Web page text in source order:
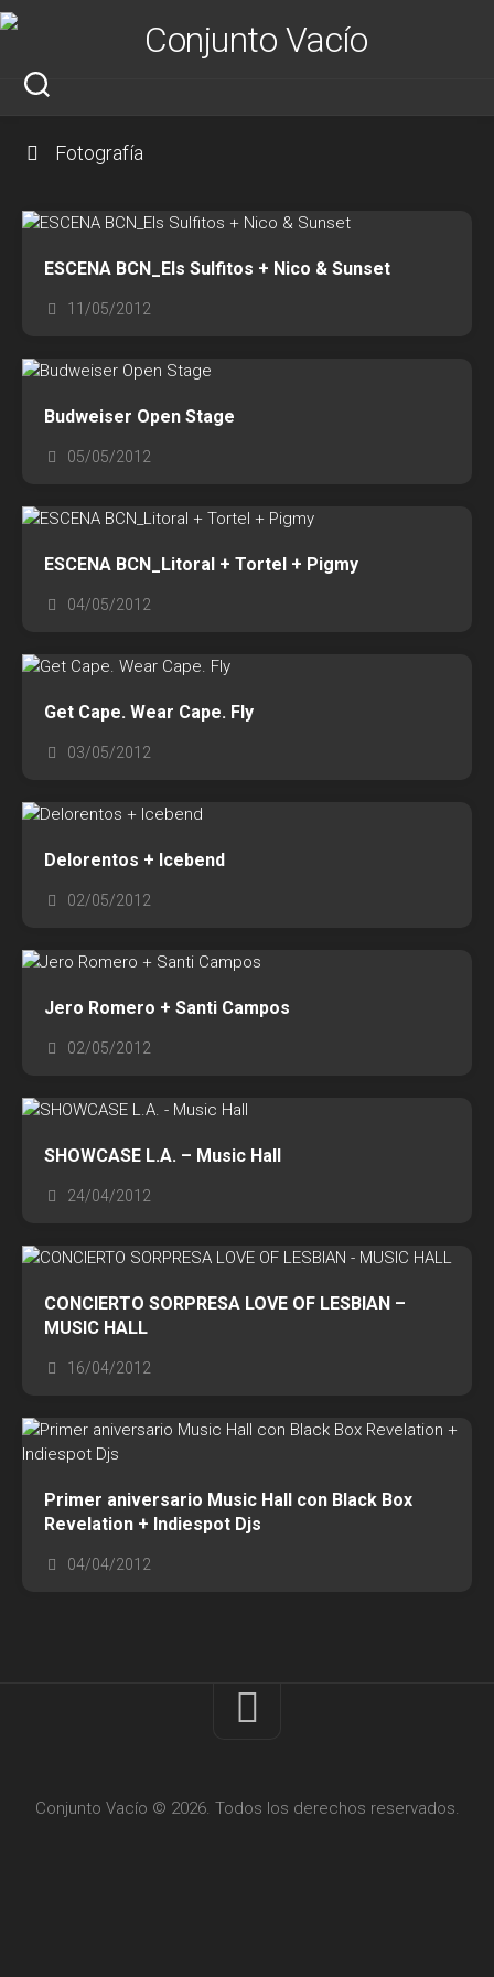
Saltar
al
Fotografía
ESCENA BCN_Els Sulfitos + Nico & Sunset
11/05/2012
Budweiser Open Stage
05/05/2012
ESCENA BCN_Litoral + Tortel + Pigmy
04/05/2012
Get Cape. Wear Cape. Fly
03/05/2012
Delorentos + Icebend
02/05/2012
Jero Romero + Santi Campos
02/05/2012
SHOWCASE L.A. – Music Hall
24/04/2012
CONCIERTO SORPRESA LOVE OF LESBIAN –
MUSIC HALL
16/04/2012
Primer aniversario Music Hall con Black Box
Revelation + Indiespot Djs
04/04/2012
Conjunto Vacío © 2026. Todos los derechos reservados.